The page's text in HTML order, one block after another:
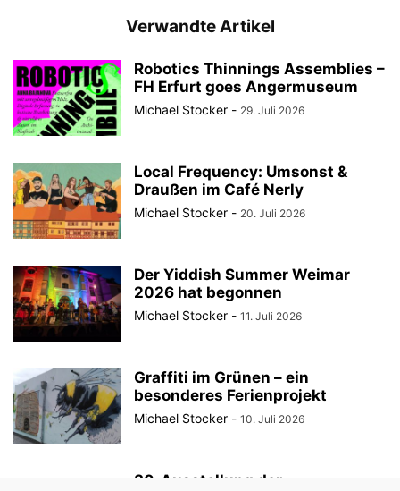
Verwandte Artikel
Robotics Thinnings Assemblies –
FH Erfurt goes Angermuseum
Michael Stocker - 29. Juli 2026
Local Frequency: Umsonst &
Draußen im Café Nerly
Michael Stocker - 20. Juli 2026
Der Yiddish Summer Weimar
2026 hat begonnen
Michael Stocker - 11. Juli 2026
Graffiti im Grünen – ein
besonderes Ferienprojekt
Michael Stocker - 10. Juli 2026
30. Ausstellung der